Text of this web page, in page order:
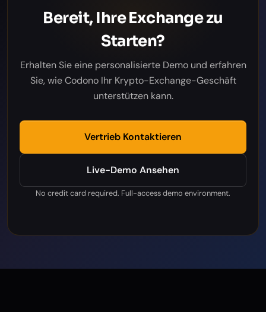
Bereit, Ihre Exchange zu
Starten?
Erhalten Sie eine personalisierte Demo und erfahren
Sie, wie Codono Ihr Krypto-Exchange-Geschäft
unterstützen kann.
Vertrieb Kontaktieren
Live-Demo Ansehen
No credit card required. Full-access demo environment.